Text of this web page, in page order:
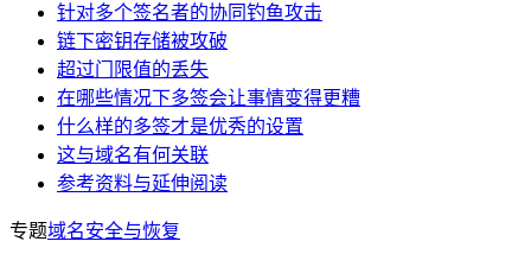
针对多个签名者的协同钓鱼攻击
链下密钥存储被攻破
超过门限值的丢失
在哪些情况下多签会让事情变得更糟
什么样的多签才是优秀的设置
这与域名有何关联
参考资料与延伸阅读
专题域名安全与恢复